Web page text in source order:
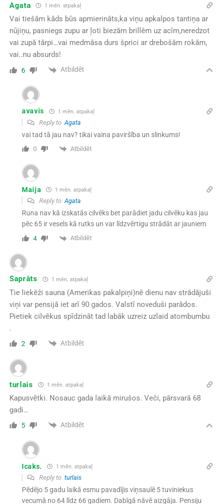
Agata 1 mēn. atpakaļ
Vai tiešăm kāds būs apmierināts,ka viņu apkalpos tantiņa ar
nūjiņu, pasniegs zupu ar ļoti biezām brillěm uz acīm,neredzot
vai zupă tārpi…vai medmāsa durs šprici ar drebošăm rokām,
vai..nu absurds!
6 Atbildēt
avavis 1 mēn. atpakaļ
Reply to Agata
vai tad tā jau nav? tikai vaina paviršība un slinkums!
0 Atbildēt
Maija 1 mēn. atpakaļ
Reply toAgata
Runa nav kā izskatās cilvēks bet parādiet jadu cilvēku kas jau
pēc 65 ir vesels kā rutks un var līdzvērtigu strādāt ar jauniem
4 Atbildēt
Saprāts 1 mēn. atpakaļ
Tie liekēži sauna (Amerikas pakalpiņi)nē dienu nav strādājuši
viņi var pensijā iet arī 90 gados. Valstī noveduši parādos.
Pietiek cilvēkus spīdzināt tad labāk uzreiz uzlaid atombumbu
.
2 Atbildēt
turlais 1 mēn. atpakaļ
Kapusvētki. Nosauc gada laikā mirušos. Veči, pārsvarā 68
gadi…
5 Atbildēt
Icaks. 1 mēn. atpakaļ
Reply to turlais
Pēdējo 5 gadu laikā esmu pavadījis viņsaulē 5 tuviniekus
vecumā no 64 līdz 66 gadiem. Dabīgā nāvē aizgāja. Pensiju